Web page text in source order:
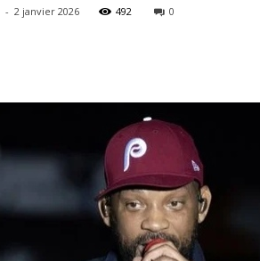
- 2 janvier 2026 492 0